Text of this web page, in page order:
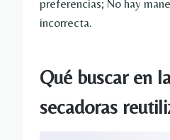
preferencias; No hay
incorrecta.
Qué buscar en
secadoras